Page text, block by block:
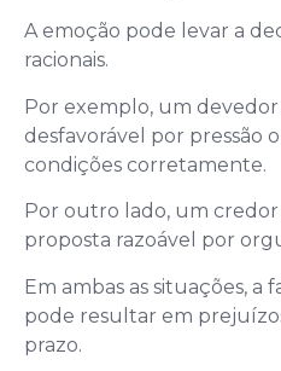
A emoção pode levar a
racionais.
Por exemplo, um
desfavorável por pressão
condições corretamente.
Por outro lado, um
proposta razoável por
Em ambas as situações, a
pode resultar em
prazo.